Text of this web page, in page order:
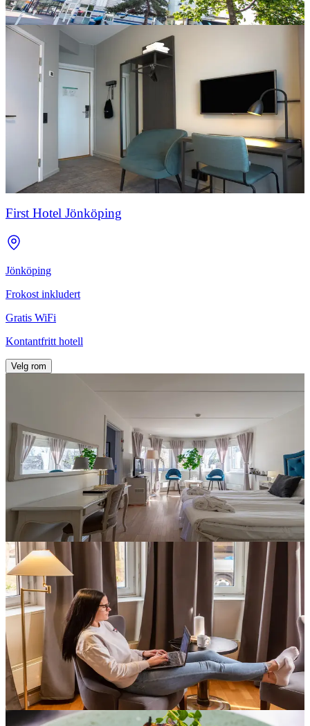
First Hotel Jönköping
Jönköping
Frokost inkludert
Gratis WiFi
Kontantfritt hotell
Velg rom